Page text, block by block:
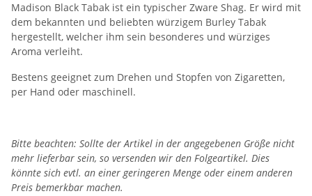
Madison Black Tabak ist ein typischer Zware Shag. Er wird mit
dem bekannten und beliebten würzigem Burley Tabak
hergestellt, welcher ihm sein besonderes und würziges
Aroma verleiht.
Bestens geeignet zum Drehen und Stopfen von Zigaretten,
per Hand oder maschinell.
Bitte beachten: Sollte der Artikel in der angegebenen Größe nicht
mehr lieferbar sein, so versenden wir den Folgeartikel. Dies
könnte sich evtl. an einer geringeren Menge oder einem anderen
Preis bemerkbar machen.